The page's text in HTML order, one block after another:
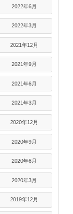
2022年6月
2022年3月
2021年12月
2021年9月
2021年6月
2021年3月
2020年12月
2020年9月
2020年6月
2020年3月
2019年12月